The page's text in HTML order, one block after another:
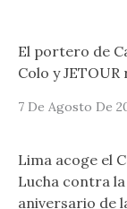
El portero de
Colo y
7 De Agosto De
Lima acoge el
Lucha contra
aniversario de